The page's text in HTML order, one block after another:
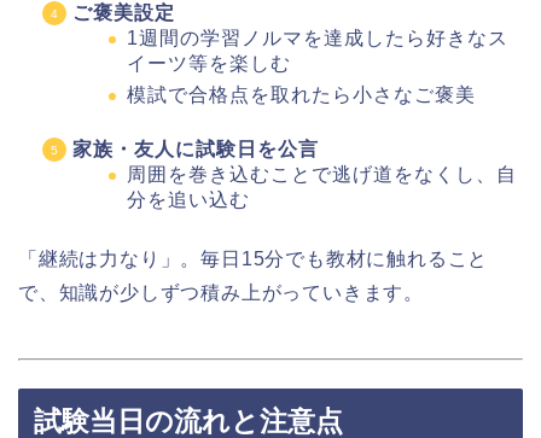
ご褒美設定
1週間の学習ノルマを達成したら好きなス
イーツ等を楽しむ
模試で合格点を取れたら小さなご褒美
家族・友人に試験日を公言
周囲を巻き込むことで逃げ道をなくし、自
分を追い込む
「継続は力なり」。毎日15分でも教材に触れること
で、知識が少しずつ積み上がっていきます。
試験当日の流れと注意点